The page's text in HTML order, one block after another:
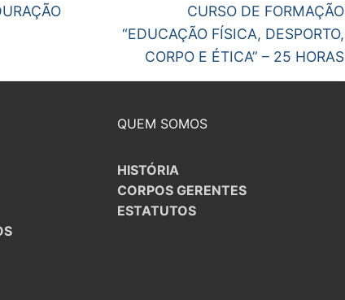
Next
post:
CURSO DE FORMAÇÃO
“EDUCAÇÃO FÍSICA, DESPORTO,
CORPO E ÉTICA” – 25 HORAS
QUEM SOMOS
HISTÓRIA
CORPOS GERENTES
ESTATUTOS